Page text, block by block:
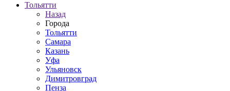
Тольятти
Назад
Города
Тольятти
Самара
Казань
Уфа
Ульяновск
Димитровград
Пенза